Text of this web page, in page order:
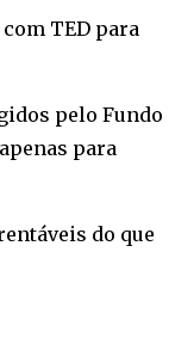
TED para
pelo Fundo
para
do que